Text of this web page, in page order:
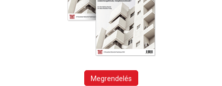
Megrendelés